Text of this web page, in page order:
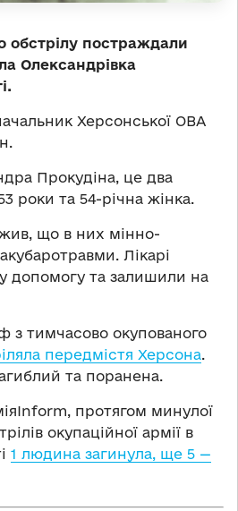
обстрілу постраждали
Олександрівка
Херсонської ОВА
Прокудіна, це два
роки та 54-річна жінка.
що в них мінно-
Лікарі
допомогу та залишили на
з тимчасово окупованого
передмістя Херсона.
та поранена.
протягом минулої
окупаційної армії в
1 людина загинула, ще 5 —